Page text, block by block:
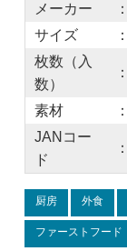
メーカー
：
サイズ
：
枚数（入
数）
：
素材 ：
JANコー
ド
：
厨房 外食
ファーストフード